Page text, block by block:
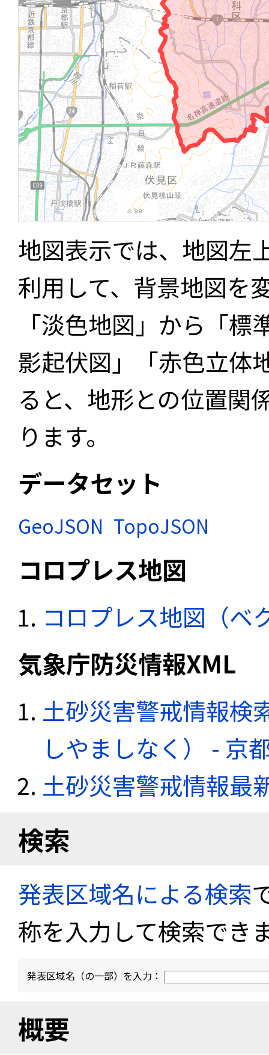
地図表示では、地図左
利用して、背景地図を
「淡色地図」から「
影起伏図」「赤色立体
ると、地形との位置関
ります。
データセット
GeoJSON TopoJSON
コロプレス地図
コロプレス地図（ベ
気象庁防災情報XML
土砂災害警戒情報検
しやましなく） - 京
土砂災害警戒情報最
検索
発表区域名による検索
称を入力して検索でき
発表区域名（の一部）を入力：
概要